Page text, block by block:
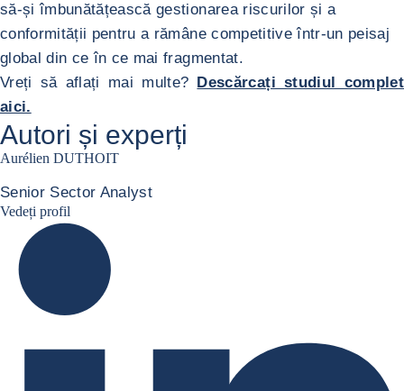
să-și îmbunătățească gestionarea riscurilor și a
conformității pentru a rămâne competitive într-un peisaj
global din ce în ce mai fragmentat.
Vreți să aflați mai multe? Descărcați studiul complet
aici.
Autori și experți
Aurélien DUTHOIT
Senior Sector Analyst
Vedeți profil